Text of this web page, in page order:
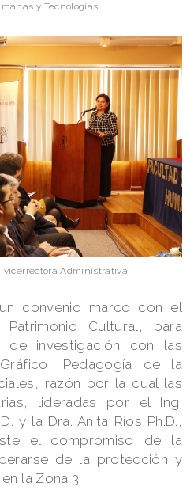
y Tecnologías
vicerrectora Administrativa
convenio marco con el
Cultural, para
de investigación con las
Pedagogía de la
razón por la cual las
lideradas por el Ing.
y la Dra. Anita Ríos Ph.D.,
el compromiso de la
de la protección y
la Zona 3.